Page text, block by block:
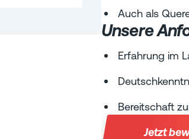
Auch als
Unsere
Erfahrung im
Bereitschaft
Jetzt